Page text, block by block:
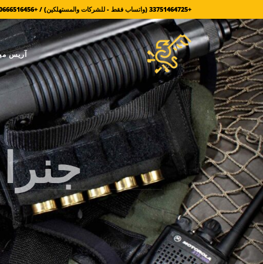
+33751464725 (واتساب فقط - للشركات والمستهلكين) / +380666516456 (للعسكريين فقط)
آريس